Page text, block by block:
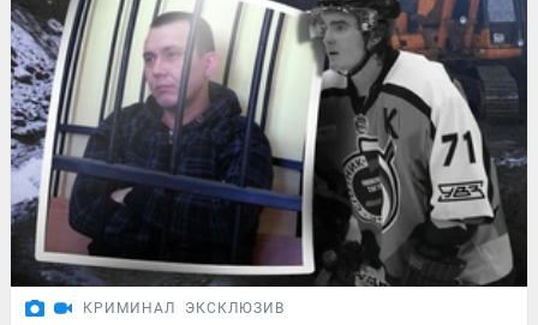
КРИМИНАЛ ЭКСКЛЮЗИВ